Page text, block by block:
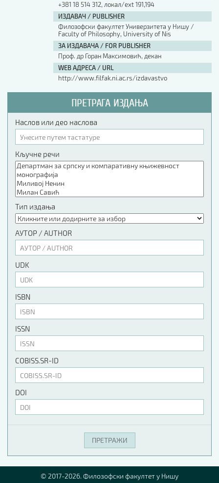
+381 18 514 312, локал/ext 191,194
ИЗДАВАЧ / PUBLISHER
Филозофски факултет Универзитета у Нишу /
Faculty of Philosophy, University of Nis
ЗА ИЗДАВАЧА / FOR PUBLISHER
Проф. др Горан Максимовић, декан
WEB АДРЕСА / URL
http://www.filfak.ni.ac.rs/izdavastvo
ПРЕТРАГА ИЗДАЊА
Наслов или део наслова
Кључне речи
Тип издања
АУТОР / AUTHOR
UDK
ISBN
ISSN
COBISS.SR-ID
DOI
© 2017-2026. Филозофски факултет у Нишу